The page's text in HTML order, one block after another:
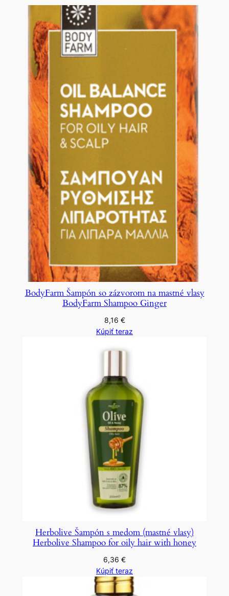
BodyFarm Šampón so zázvorom na mastné vlasy
BodyFarm Shampoo Ginger
8,16 €
Kúpiť teraz
Herbolive Šampón s medom (mastné vlasy)
Herbolive Shampoo for oily hair with honey
6,36 €
Kúpiť teraz